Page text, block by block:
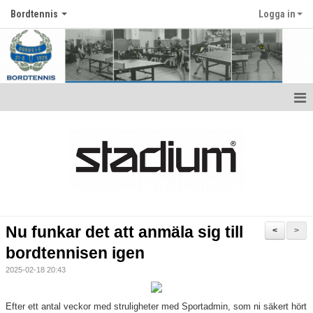
Bordtennis Logga in
Kontaktuppgifter tränare
>
<
Nu funkar det att anmäla sig till
bordtennisen igen
2025-02-18 20:43
Efter ett antal veckor med struligheter med Sportadmin, som ni säkert hört